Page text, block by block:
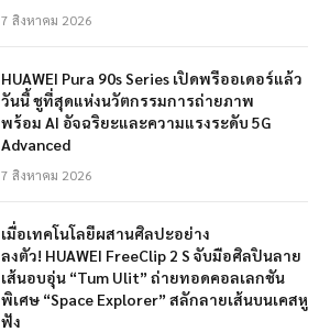
7 สิงหาคม 2026
HUAWEI Pura 90s Series เปิดพรีออเดอร์แล้ว
วันนี้ ชูที่สุดแห่งนวัตกรรมการถ่ายภาพ
พร้อม AI อัจฉริยะและความแรงระดับ 5G
Advanced
7 สิงหาคม 2026
เมื่อเทคโนโลยีผสานศิลปะอย่าง
ลงตัว! HUAWEI FreeClip 2 S จับมือศิลปินลาย
เส้นอบอุ่น “Tum Ulit” ถ่ายทอดคอลเลกชัน
พิเศษ “Space Explorer” สลักลายเส้นบนเคสหู
ฟัง